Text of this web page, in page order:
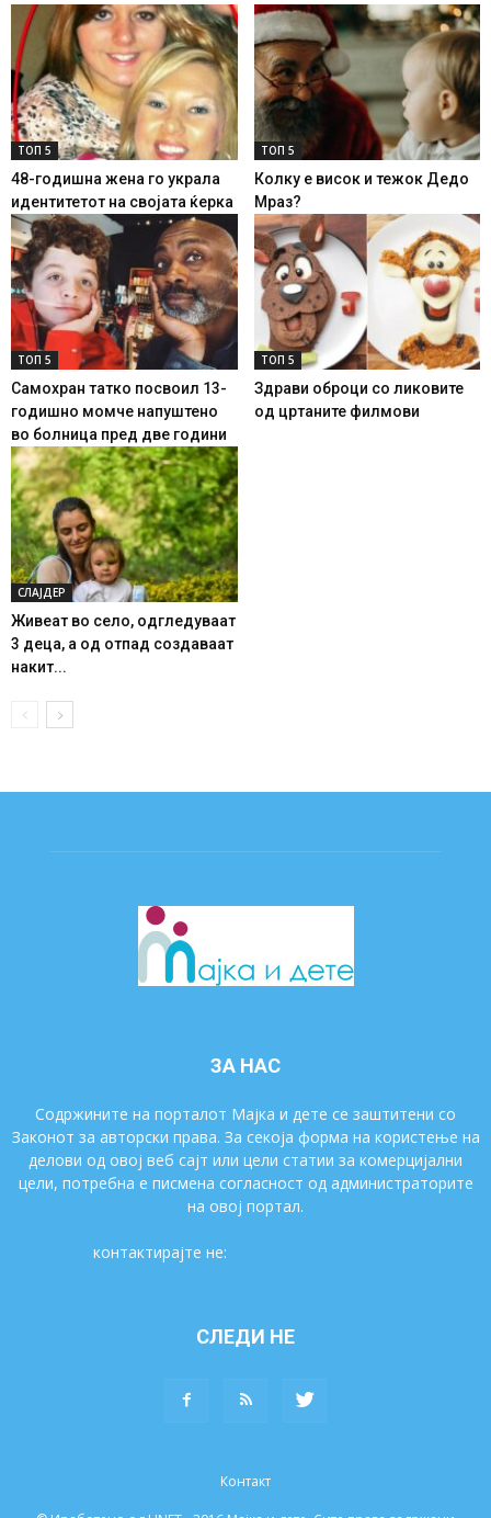
ТОП 5
48-годишна жена го украла
идентитетот на својата ќерка
ТОП 5
Колку е висок и тежок Дедо
Мраз?
ТОП 5
Самохран татко посвоил 13-
годишно момче напуштено
во болница пред две години
ТОП 5
Здрави оброци со ликовите
од цртаните филмови
СЛАЈДЕР
Живеат во село, одгледуваат
3 деца, а од отпад создаваат
накит...
ЗА НАС
Содржините на порталот Мајка и дете се заштитени со
Законот за авторски права. За секоја форма на користење на
делови од овој веб сајт или цели статии за комерцијални
цели, потребна е писмена согласност од администраторите
на овој портал.
контактирајте не:
СЛЕДИ НЕ
Контакт